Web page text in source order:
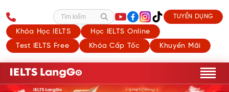
Khóa Học IELTS
Học IELTS Online
Test IELTS Free
Khóa Cấp Tốc Khuyến Mãi
Tìm kiếm TUYỂN DỤNG